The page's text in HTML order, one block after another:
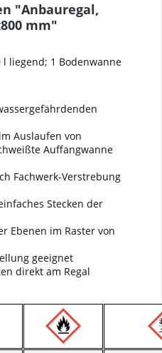
"Anbauregal,
mm"
l liegend; 1 Bodenwanne
Auslaufen von
Auffangwanne
Fachwerk-Verstrebung
Stecken der
Ebenen im Raster von
geeignet
direkt am Regal